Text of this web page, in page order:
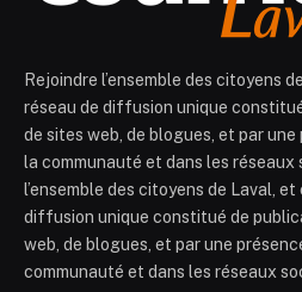
Rejoindre l’ensemble des citoyens
réseau de diffusion unique
de sites web, de blogues, et par
la communauté et dans les réseaux
l’ensemble des citoyens de Laval,
diffusion unique constitué de
web, de blogues, et par une
communauté et dans les réseaux